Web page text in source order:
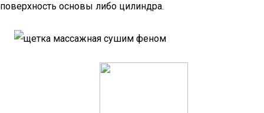
поверхность основы либо цилиндра.